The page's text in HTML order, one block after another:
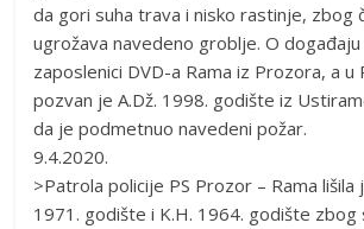
da gori suha trava i nisko rastinje, zbog
ugrožava navedeno groblje. O
zaposlenici DVD-a Rama iz Prozora, a u
pozvan je A.Dž. 1998. godište iz
da je podmetnuo navedeni požar.
9.4.2020.
>Patrola policije PS Prozor – Rama lišila
1971. godište i K.H. 1964. godište zbog